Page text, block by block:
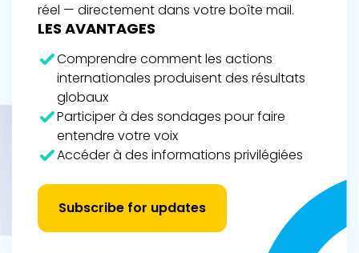
réel — directement dans votre boîte mail.
LES AVANTAGES
Comprendre comment les actions
internationales produisent des résultats
globaux
Participer à des sondages pour faire
entendre votre voix
Accéder à des informations privilégiées
Subscribe for updates